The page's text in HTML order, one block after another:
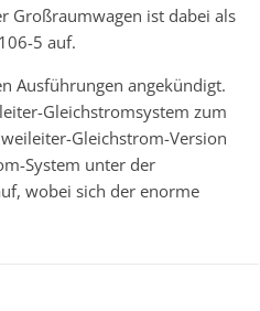
Großraumwagen ist dabei als
5 auf.
Ausführungen angekündigt.
Gleichstromsystem zum
Gleichstrom-Version
System unter der
wobei sich der enorme